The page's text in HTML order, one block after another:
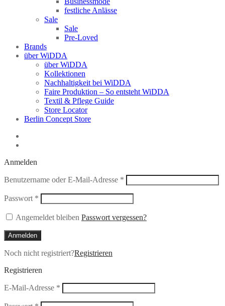
festliche Anlässe
Sale
Sale
Pre-Loved
Brands
über WiDDA
über WiDDA
Kollektionen
Nachhaltigkeit bei WiDDA
Faire Produktion – So entsteht WiDDA
Textil & Pflege Guide
Store Locator
Berlin Concept Store
Anmelden
Benutzername oder E-Mail-Adresse * Erforderlich
Passwort * Erforderlich
Angemeldet bleiben Passwort vergessen?
Anmelden
Noch nicht registriert?Registrieren
Registrieren
E-Mail-Adresse * Erforderlich